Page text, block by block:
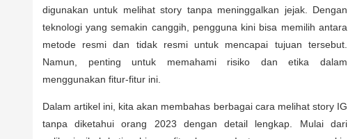
digunakan untuk melihat story tanpa meninggalkan jejak. Dengan
teknologi yang semakin canggih, pengguna kini bisa memilih antara
metode resmi dan tidak resmi untuk mencapai tujuan tersebut.
Namun, penting untuk memahami risiko dan etika dalam
menggunakan fitur-fitur ini.
Dalam artikel ini, kita akan membahas berbagai cara melihat story IG
tanpa diketahui orang 2023 dengan detail lengkap. Mulai dari